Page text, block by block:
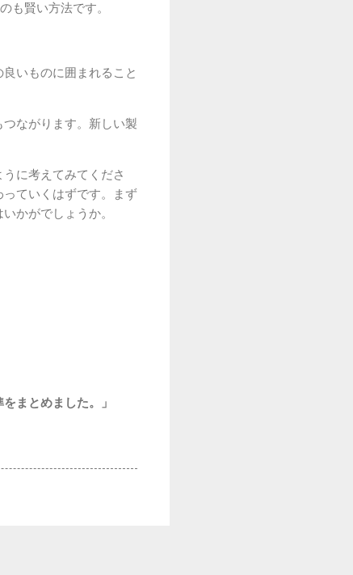
も賢い方法です。
いものに囲まれること
ながります。新しい製
に考えてみてくださ
ていくはずです。まず
かがでしょうか。
まとめました。」